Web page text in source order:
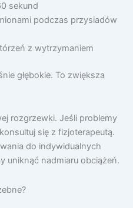
sekund
podczas przysiadów
z wytrzymaniem
głębokie. To zwiększa
rozgrzewki. Jeśli problemy
się z fizjoterapeutą.
do indywidualnych
uniknąć nadmiaru obciążeń.